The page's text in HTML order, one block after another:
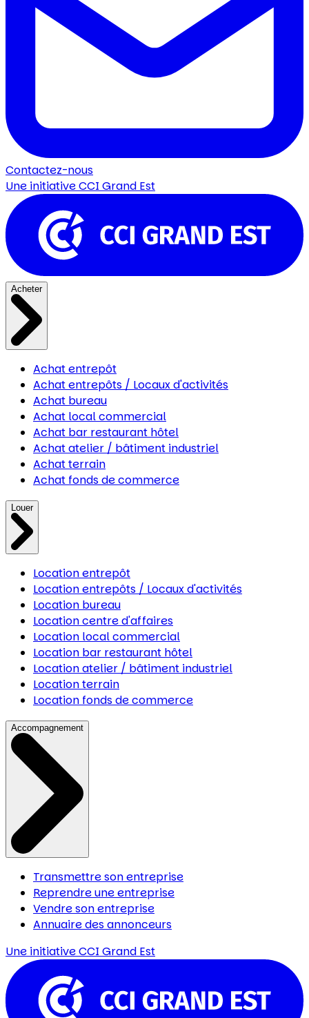
Contactez-nous
Une initiativeCCI Grand Est
Acheter
Achat entrepôt
Achat entrepôts / Locaux d'activités
Achat bureau
Achat local commercial
Achat bar restaurant hôtel
Achat atelier / bâtiment industriel
Achat terrain
Achat fonds de commerce
Louer
Location entrepôt
Location entrepôts / Locaux d'activités
Location bureau
Location centre d'affaires
Location local commercial
Location bar restaurant hôtel
Location atelier / bâtiment industriel
Location terrain
Location fonds de commerce
Accompagnement
Transmettre son entreprise
Reprendre une entreprise
Vendre son entreprise
Annuaire des annonceurs
Une initiativeCCI Grand Est